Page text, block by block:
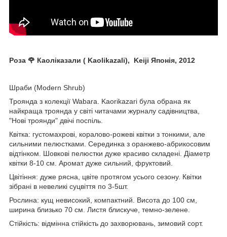
Роза 🌹 Каоліказали ( Kaolikazali), Keiji Японія, 2012
Шраби (Modern Shrub)
Троянда з колекції Wabara. Kaorikazari була обрана як
найкраща троянда у світі читачами журналу садівництва,
"Нові троянди" двічі поспіль.
Квітка: густомахрові, коралово-рожеві квітки з тонкими, але
сильними пелюстками. Серединка з оранжево-абрикосовим
відтінком. Шовкові пелюстки дуже красиво складені. Діаметр
квітки 8-10 см. Аромат дуже сильний, фруктовий.
Цвітіння: дуже рясна, цвіте протягом усього сезону. Квітки
зібрані в невеликі суцвіття по 3-5шт.
Рослина: кущ невисокий, компактний. Висота до 100 см,
ширина близько 70 см. Листя блискуче, темно-зелене.
Стійкість: відмінна стійкість до захворювань, зимовий сорт.